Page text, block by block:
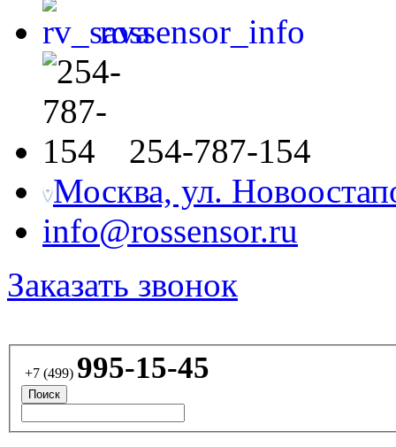
rossensor_info
254-787-154
Москва, ул.
info@rossensor.ru
Заказать звонок
+7 (499) 995-15-45